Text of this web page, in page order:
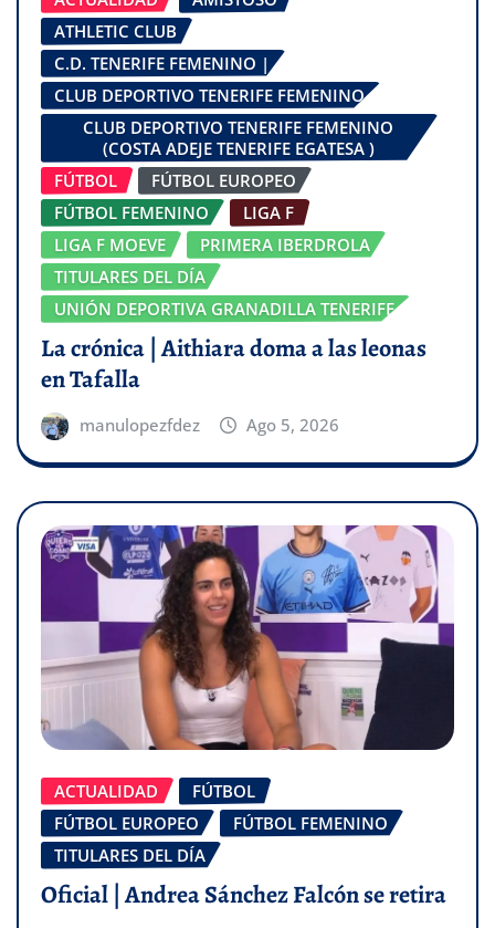
ATHLETIC CLUB
C.D. TENERIFE FEMENINO |
CLUB DEPORTIVO TENERIFE FEMENINO
CLUB DEPORTIVO TENERIFE FEMENINO
(COSTA ADEJE TENERIFE EGATESA )
FÚTBOL
FÚTBOL EUROPEO
FÚTBOL FEMENINO
LIGA F
LIGA F MOEVE
PRIMERA IBERDROLA
TITULARES DEL DÍA
UNIÓN DEPORTIVA GRANADILLA TENERIFE
La crónica | Aithiara doma a las leonas
en Tafalla
manulopezfdez Ago 5, 2026
ACTUALIDAD
FÚTBOL
FÚTBOL EUROPEO
FÚTBOL FEMENINO
TITULARES DEL DÍA
Oficial | Andrea Sánchez Falcón se retira